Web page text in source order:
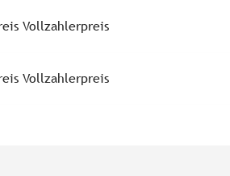
Vollzahlerpreis
Vollzahlerpreis